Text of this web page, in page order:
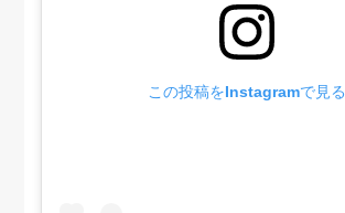
この投稿をInstagramで見る